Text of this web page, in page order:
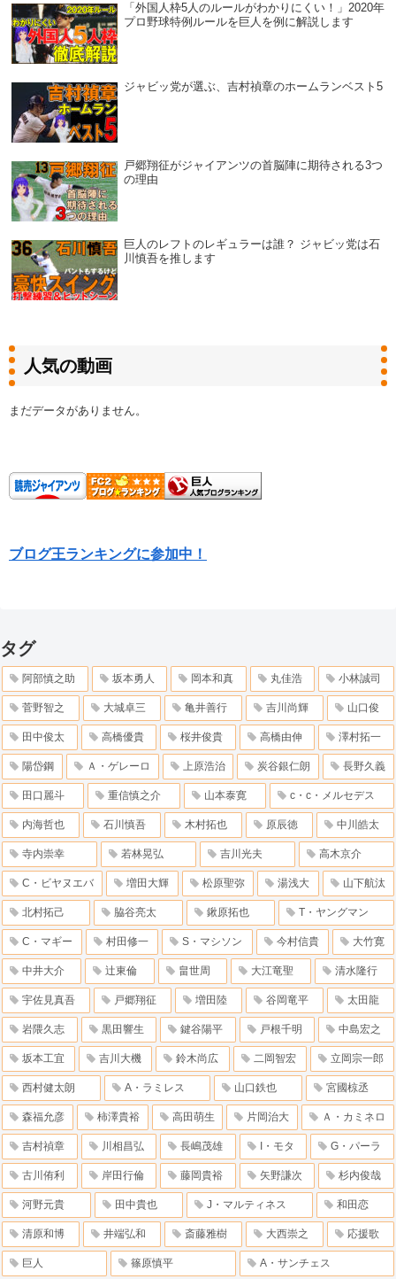
「外国人枠5人のルールがわかりにくい！」2020年
プロ野球特例ルールを巨人を例に解説します
ジャビッ党が選ぶ、吉村禎章のホームランベスト5
戸郷翔征がジャイアンツの首脳陣に期待される3つ
の理由
巨人のレフトのレギュラーは誰？ ジャビッ党は石
川慎吾を推します
人気の動画
まだデータがありません。
ブログ王ランキングに参加中！
タグ
阿部慎之助 坂本勇人 岡本和真 丸佳浩 小林誠司
菅野智之 大城卓三 亀井善行 吉川尚輝 山口俊
田中俊太 高橋優貴 桜井俊貴 高橋由伸 澤村拓一
陽岱鋼 Ａ・ゲレーロ 上原浩治 炭谷銀仁朗 長野久義
田口麗斗 重信慎之介 山本泰寛 c・c・メルセデス
内海哲也 石川慎吾 木村拓也 原辰徳 中川皓太
寺内崇幸 若林晃弘 吉川光夫 高木京介
C・ビヤヌエバ 増田大輝 松原聖弥 湯浅大 山下航汰
北村拓己 脇谷亮太 鍬原拓也 T・ヤングマン
C・マギー 村田修一 S・マシソン 今村信貴 大竹寛
中井大介 辻東倫 畠世周 大江竜聖 清水隆行
宇佐見真吾 戸郷翔征 増田陸 谷岡竜平 太田龍
岩隈久志 黒田響生 鍵谷陽平 戸根千明 中島宏之
坂本工宜 吉川大機 鈴木尚広 二岡智宏 立岡宗一郎
西村健太朗 A・ラミレス 山口鉄也 宮國椋丞
森福允彦 柿澤貴裕 高田萌生 片岡治大 Ａ・カミネロ
吉村禎章 川相昌弘 長嶋茂雄 I・モタ G・パーラ
古川侑利 岸田行倫 藤岡貴裕 矢野謙次 杉内俊哉
河野元貴 田中貴也 J・マルティネス 和田恋
清原和博 井端弘和 斎藤雅樹 大西崇之 応援歌
巨人 篠原慎平 A・サンチェス